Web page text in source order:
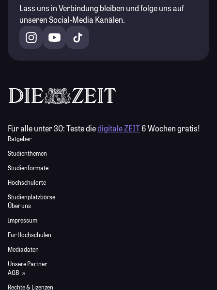
Lass uns in Verbindung bleiben und folge uns auf
unseren Social-Media Kanälen.
Für alle unter 30:Teste diedigitale ZEIT6 Wochen gratis!
Ratgeber
Studienthemen
Studienformate
Hochschulorte
Studienplatzbörse
Über uns
Impressum
Für Hochschulen
Mediadaten
Unsere Partner
AGB
Rechte & Lizenzen